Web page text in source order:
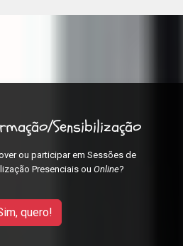
Sensibilização
ou participar em Sessões de
Presenciais ou Online?
quero!